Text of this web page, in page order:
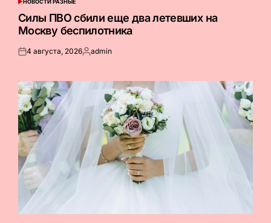
ОПУБЛИКОВАНО
НОВОСТИ РАЗНЫЕ
Силы ПВО сбили еще два летевших на
Москву беспилотника
Опубликовано
4 августа, 2026Запись
admin